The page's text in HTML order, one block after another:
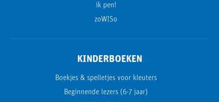
ik pen!
zoWISo
KINDERBOEKEN
Boekjes & spelletjes voor kleuters
Beginnende lezers (6-7 jaar)